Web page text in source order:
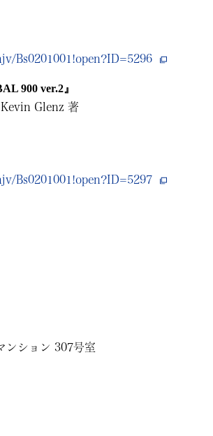
Bs0201001!open?ID=5296
900 ver.2』
Glenz 著
Bs0201001!open?ID=5297
ンション 307号室